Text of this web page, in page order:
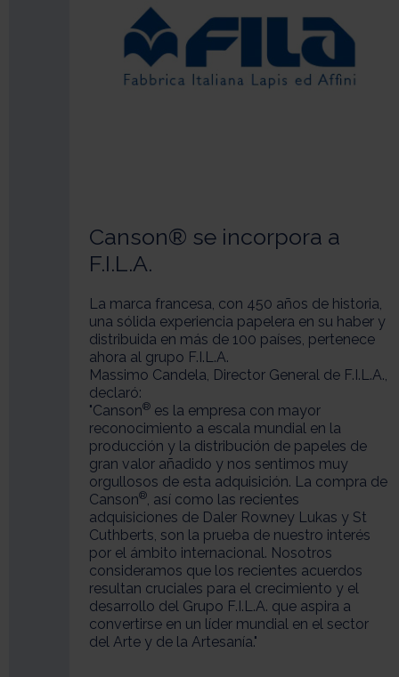
Canson® se incorpora a
F.I.L.A.
La marca francesa, con 450 años de historia,
una sólida experiencia papelera en su haber y
distribuida en más de 100 países, pertenece
ahora al grupo F.I.L.A.
Massimo Candela, Director General de F.I.L.A.,
declaró:
"Canson®es la empresa con mayor
reconocimiento a escala mundial en la
producción y la distribución de papeles de
gran valor añadido y nos sentimos muy
orgullosos de esta adquisición. La compra de
Canson®, así como las recientes
adquisiciones de Daler Rowney Lukas y St
Cuthberts, son la prueba de nuestro interés
por el ámbito internacional. Nosotros
consideramos que los recientes acuerdos
resultan cruciales para el crecimiento y el
desarrollo del Grupo F.I.L.A. que aspira a
convertirse en un líder mundial en el sector
del Arte y de la Artesanía."